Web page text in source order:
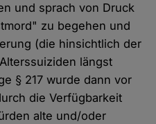
und sprach von Druck
zu begehen und
(die hinsichtlich der
längst
§ 217 wurde dann vor
die Verfügbarkeit
alte und/oder